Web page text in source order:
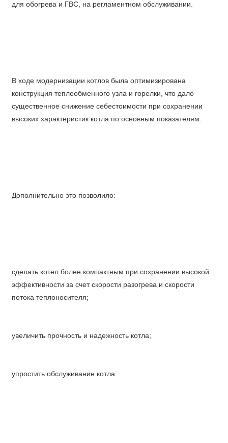
для обогрева и ГВС, на регламентном обслуживании.
В ходе модернизации котлов была оптимизирована
конструкция теплообменного узла и горелки, что дало
существенное снижение себестоимости при сохранении
высоких характеристик котла по основным показателям.
Дополнительно это позволило:
сделать котел более компактным при сохранении высокой
эффективности за счет скорости разогрева и скорости
потока теплоносителя;
увеличить прочность и надежность котла;
упростить обслуживание котла